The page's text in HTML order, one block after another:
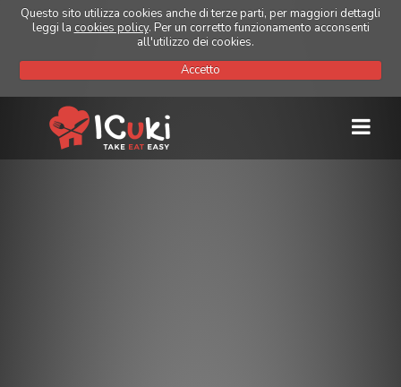
Questo sito utilizza cookies anche di terze parti, per maggiori dettagli
leggi la cookies policy. Per un corretto funzionamento acconsenti
all'utilizzo dei cookies.
Accetto